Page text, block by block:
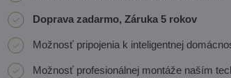
Doprava zadarmo, Záruka 5 rokov
Možnosť pripojenia k inteligentnej
Možnosť profesionálnej montáže naším